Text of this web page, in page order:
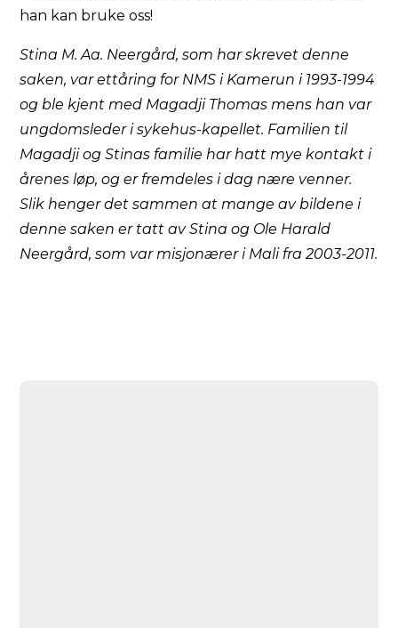
han kan bruke oss!
Stina M. Aa. Neergård, som har skrevet denne
saken, var ettåring for NMS i Kamerun i 1993-1994
og ble kjent med Magadji Thomas mens han var
ungdomsleder i sykehus-kapellet. Familien til
Magadji og Stinas familie har hatt mye kontakt i
årenes løp, og er fremdeles i dag nære venner.
Slik henger det sammen at mange av bildene i
denne saken er tatt av Stina og Ole Harald
Neergård, som var misjonærer i Mali fra 2003-2011.